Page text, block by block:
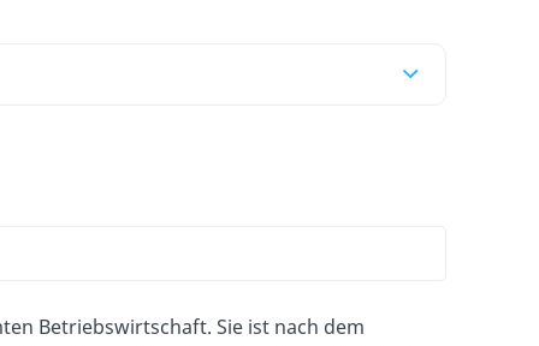
Betriebswirtschaft. Sie ist nach dem